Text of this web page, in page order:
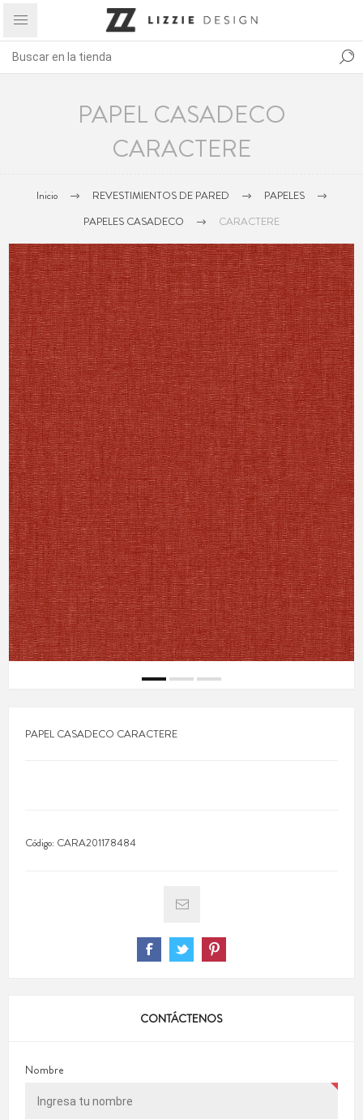
PAPEL CASADECO
CARACTERE
Inicio REVESTIMIENTOS DE PARED
PAPELES
PAPELES CASADECO
CARACTERE
PAPEL CASADECO CARACTERE
Código: CARA201178484
CONTÁCTENOS
Nombre